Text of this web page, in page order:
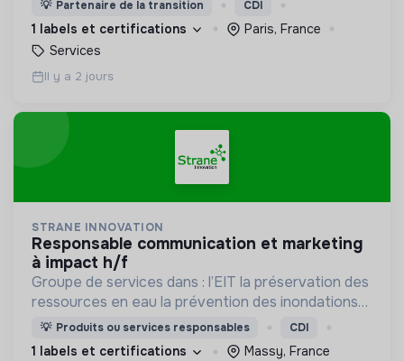
💡 Partenaire de la transition CDI
1 labels et certifications
Paris, France
Services
Il y a 2 jours
STRANE INNOVATION
responsable communication et marketing
à impact h/f
Groupe de services dans : l’EIT la préservation des
ressources en eau la prévention des inondations
l’agriculture durable et les écosystèmes
terrestres les sciences cognitives
💡 Produits ou services responsables CDI
1 labels et certifications Massy, France